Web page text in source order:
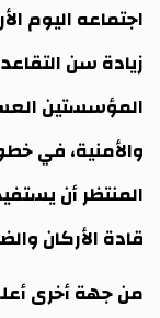
اجتماعه اليوم
زيادة سن
المؤسستين
والأمنية، في
المنتظر أن
قادة الأركان
من جهة أخرى